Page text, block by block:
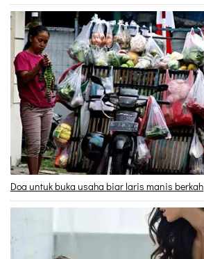
Doa untuk buka usaha biar laris manis berkah